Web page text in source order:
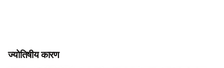
ज्योतिषीय कारण